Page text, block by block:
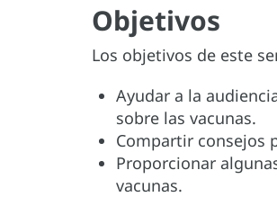
Objetivos
Los objetivos de este
Ayudar a la
sobre las vacunas.
Compartir consejos
Proporcionar
vacunas.